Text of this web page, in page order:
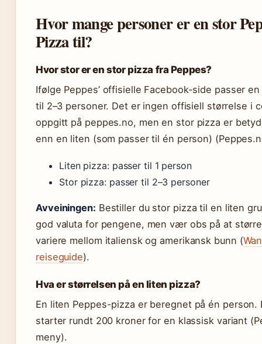
Hvor mange personer er en stor
Pizza til?
Hvor stor er en stor pizza fra Peppes?
Ifølge Peppes’ offisielle Facebook-side passer
til 2–3 personer. Det er ingen offisiell størrelse i
oppgitt på peppes.no, men en stor pizza er
enn en liten (som passer til én person)
Liten pizza: passer til 1 person
Stor pizza: passer til 2–3 personer
Avveiningen: Bestiller du stor pizza til en liten
god valuta for pengene, men vær obs på at
variere mellom italiensk og amerikansk bunn (
reiseguide).
Hva er størrelsen på en liten pizza?
En liten Peppes-pizza er beregnet på én person.
starter rundt 200 kroner for en klassisk variant
meny).